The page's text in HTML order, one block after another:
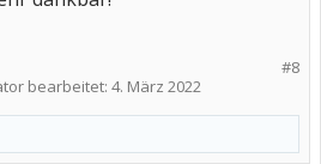
#8
bearbeitet: 4. März 2022